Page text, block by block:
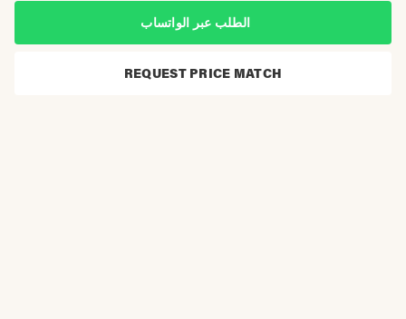
الطلب عبر الواتساب
REQUEST PRICE MATCH